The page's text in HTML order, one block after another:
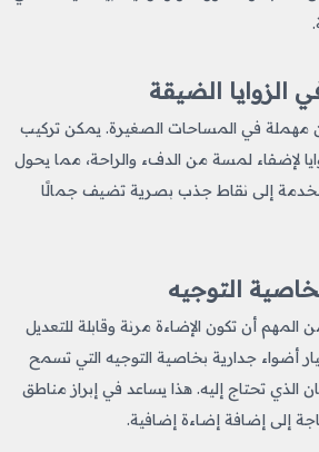
الزوايا الضيقة
مهملة في المساحات الصغيرة. يمكن تركيب
لإضفاء لمسة من الدفء والراحة، مما يحول
إلى نقاط جذب بصرية تضيف جمالًا
التوجيه
أن تكون الإضاءة مرنة وقابلة للتعديل
أضواء جدارية بخاصية التوجيه التي تسمح
الذي تحتاج إليه. هذا يساعد في إبراز مناطق
إلى إضافة إضاءة إضافية.